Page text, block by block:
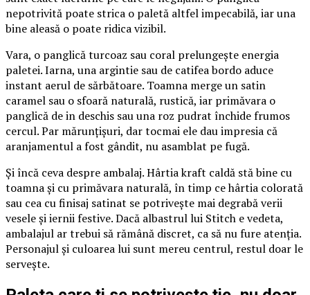
nepotrivită poate strica o paletă altfel impecabilă, iar una
bine aleasă o poate ridica vizibil.
Vara, o panglică turcoaz sau coral prelungește energia
paletei. Iarna, una argintie sau de catifea bordo aduce
instant aerul de sărbătoare. Toamna merge un satin
caramel sau o sfoară naturală, rustică, iar primăvara o
panglică de in deschis sau una roz pudrat închide frumos
cercul. Par mărunțișuri, dar tocmai ele dau impresia că
aranjamentul a fost gândit, nu asamblat pe fugă.
Și încă ceva despre ambalaj. Hârtia kraft caldă stă bine cu
toamna și cu primăvara naturală, în timp ce hârtia colorată
sau cea cu finisaj satinat se potrivește mai degrabă verii
vesele și iernii festive. Dacă albastrul lui Stitch e vedeta,
ambalajul ar trebui să rămână discret, ca să nu fure atenția.
Personajul și culoarea lui sunt mereu centrul, restul doar le
servește.